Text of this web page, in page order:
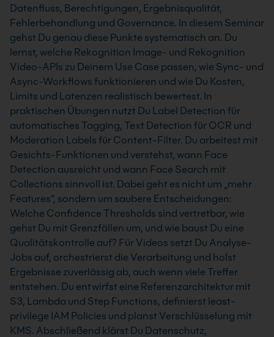
Datenfluss, Berechtigungen, Ergebnisqualität,
Fehlerbehandlung und Governance. In diesem Seminar
gehst Du genau diese Punkte systematisch an. Du
lernst, welche Rekognition Image- und Rekognition
Video-APIs zu Deinem Use Case passen, wie Sync- und
Async-Workflows funktionieren und wie Du Kosten,
Limits und Latenzen realistisch bewertest. In
praktischen Übungen nutzt Du Label Detection für
automatisches Tagging, Text Detection für OCR und
Moderation Labels für Content-Filter. Du arbeitest mit
Gesichts-Funktionen und verstehst, wann Face
Detection ausreicht und wann Face Search mit
Collections sinnvoll ist. Dabei geht es nicht um „mehr
Features“, sondern um saubere Entscheidungen:
Welche Confidence Thresholds sind vertretbar, wie
gehst Du mit Grenzfällen um, und wie baust Du eine
Qualitätskontrolle auf? Für Videos setzt Du Analyse-
Jobs auf, orchestrierst die Verarbeitung und holst
Ergebnisse zuverlässig ab, auch wenn viele Treffer
entstehen. Du entwirfst eine Referenzarchitektur mit
S3, Lambda und Step Functions, definierst least-
privilege IAM Policies und planst Verschlüsselung mit
KMS. Abschließend klärst Du Datenschutz,